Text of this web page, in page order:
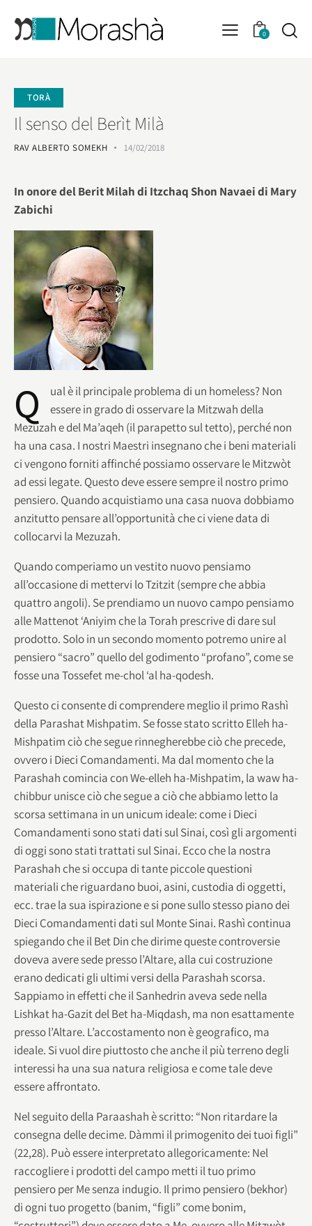
0
TORÀ
Il senso del Berìt Milà
RAV ALBERTO SOMEKH 14/02/2018
In onore del Berit Milah di Itzchaq Shon Navaei di Mary
Zabichi
Q
ual è il principale problema di un homeless? Non
essere in grado di osservare la Mitzwah della
Mezuzah e del Ma’aqeh (il parapetto sul tetto), perché non
ha una casa. I nostri Maestri insegnano che i beni materiali
ci vengono forniti affinché possiamo osservare le Mitzwòt
ad essi legate. Questo deve essere sempre il nostro primo
pensiero. Quando acquistiamo una casa nuova dobbiamo
anzitutto pensare all’opportunità che ci viene data di
collocarvi la Mezuzah.
Quando comperiamo un vestito nuovo pensiamo
all’occasione di mettervi lo Tzitzit (sempre che abbia
quattro angoli). Se prendiamo un nuovo campo pensiamo
alle Mattenot ‘Aniyim che la Torah prescrive di dare sul
prodotto. Solo in un secondo momento potremo unire al
pensiero “sacro” quello del godimento “profano”, come se
fosse una Tossefet me-chol ‘al ha-qodesh.
Questo ci consente di comprendere meglio il primo Rashì
della Parashat Mishpatim. Se fosse stato scritto Elleh ha-
Mishpatim ciò che segue rinnegherebbe ciò che precede,
ovvero i Dieci Comandamenti. Ma dal momento che la
Parashah comincia con We-elleh ha-Mishpatim, la waw ha-
chibbur unisce ciò che segue a ciò che abbiamo letto la
scorsa settimana in un unicum ideale: come i Dieci
Comandamenti sono stati dati sul Sinai, così gli argomenti
di oggi sono stati trattati sul Sinai. Ecco che la nostra
Parashah che si occupa di tante piccole questioni
materiali che riguardano buoi, asini, custodia di oggetti,
ecc. trae la sua ispirazione e si pone sullo stesso piano dei
Dieci Comandamenti dati sul Monte Sinai. Rashì continua
spiegando che il Bet Din che dirime queste controversie
doveva avere sede presso l’Altare, alla cui costruzione
erano dedicati gli ultimi versi della Parashah scorsa.
Sappiamo in effetti che il Sanhedrin aveva sede nella
Lishkat ha-Gazit del Bet ha-Miqdash, ma non esattamente
presso l’Altare. L’accostamento non è geografico, ma
ideale. Si vuol dire piuttosto che anche il più terreno degli
interessi ha una sua natura religiosa e come tale deve
essere affrontato.
Nel seguito della Paraashah è scritto: “Non ritardare la
consegna delle decime. Dàmmi il primogenito dei tuoi figli”
(22,28). Può essere interpretato allegoricamente: Nel
raccogliere i prodotti del campo metti il tuo primo
pensiero per Me senza indugio. Il primo pensiero (bekhor)
di ogni tuo progetto (banim, “figli” come bonim,